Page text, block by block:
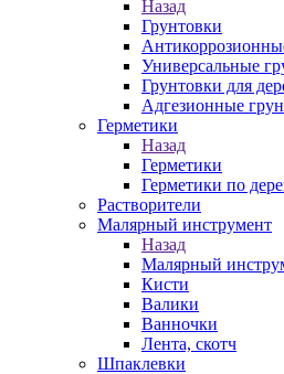
Назад
Грунтовки
Универсальные
Грунтовки для
Адгезионные
Герметики
Назад
Герметики
Герметики по
Растворители
Малярный инструмент
Назад
Малярный
Кисти
Валики
Ванночки
Лента, скотч
Шпаклевки